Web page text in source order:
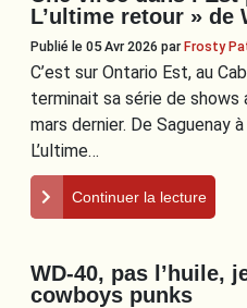
Crew
L’ultime retour » de
Publié le 05 Avr 2026 parFrosty
C’est sur Ontario Est, au
terminait sa série de shows
mars dernier. De Saguenay
L’ultime…
Continuer la lecture
WD-40, pas l’huile,
cowboys punks